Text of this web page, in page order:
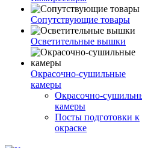
Сопутствующие товары
Осветительные вышки
Окрасочно-сушильные
камеры
Окрасочно-
камеры
Посты подготовки к
окраске